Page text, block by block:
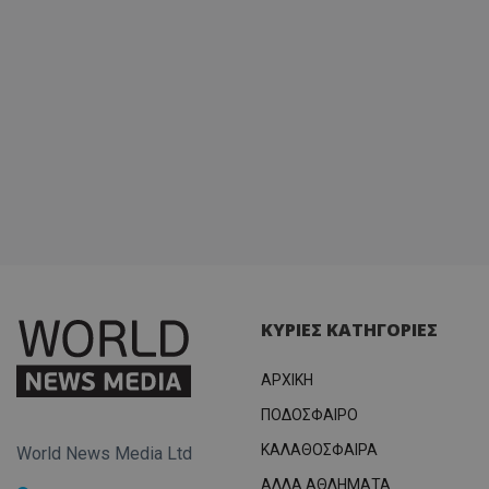
World News Media Ltd
ΚΥΡΙΕΣ ΚΑΤΗΓΟΡΙΕΣ
ΑΡΧΙΚΗ
ΠΟΔΟΣΦΑΙΡΟ
ΚΑΛΑΘΟΣΦΑΙΡΑ
ΑΛΛΑ ΑΘΛΗΜΑΤΑ